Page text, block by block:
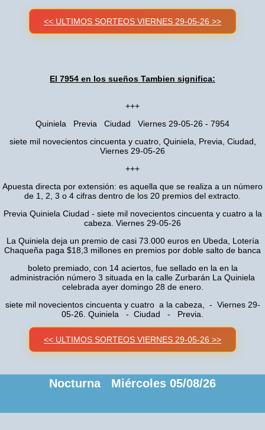
<< ULTIMOS SORTEOS VIERNES 29-05-26 >>
El 7954 en los sueños Tambien significa:
+++
Quiniela Previa Ciudad Viernes 29-05-26 - 7954
siete mil novecientos cincuenta y cuatro, Quiniela, Previa, Ciudad,
Viernes 29-05-26
+++
Apuesta directa por extensión: es aquella que se realiza a un número
de 1, 2, 3 o 4 cifras dentro de los 20 premios del extracto.
Previa Quiniela Ciudad - siete mil novecientos cincuenta y cuatro a la
cabeza. Viernes 29-05-26
La Quiniela deja un premio de casi 73.000 euros en Ubeda, Lotería
Chaqueña paga $18,3 millones en premios por doble salto de banca
boleto premiado, con 14 aciertos, fue sellado en la en la
administración número 3 situada en la calle Zurbarán La Quiniela
celebrada ayer domingo 28 de enero.
siete mil novecientos cincuenta y cuatro a la cabeza, - Viernes 29-
05-26. Quiniela - Ciudad - Previa.
<< ULTIMOS SORTEOS VIERNES 29-05-26 >>
Nocturna Miércoles 05/08/26